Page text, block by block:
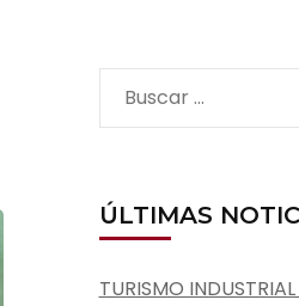
Buscar:
ÚLTIMAS
TURISMO